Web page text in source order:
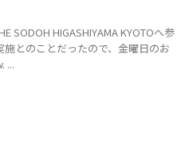
SODOH HIGASHIYAMA KYOTOへ参
とのことだったので、金曜日のお
...